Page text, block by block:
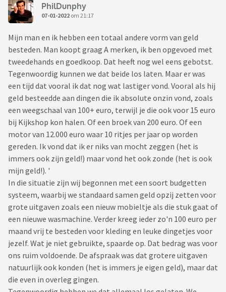
PhilDunphy
07-01-2022 om 21:17
Mijn man en ik hebben een totaal andere vorm van geld
besteden. Man koopt graag A merken, ik ben opgevoed met
tweedehands en goedkoop. Dat heeft nog wel eens gebotst.
Tegenwoordig kunnen we dat beide los laten. Maar er was
een tijd dat vooral ik dat nog wat lastiger vond. Vooral als hij
geld besteedde aan dingen die ik absolute onzin vond, zoals
een weegschaal van 100+ euro, terwijl je die ook voor 15 euro
bij Kijkshop kon halen. Of een broek van 200 euro. Of een
motor van 12.000 euro waar 10 ritjes per jaar op worden
gereden. Ik vond dat ik er niks van mocht zeggen (het is
immers ook zijn geld!) maar vond het ook zonde (het is ook
mijn geld!). '
In die situatie zijn wij begonnen met een soort budgetten
systeem, waarbij we standaard samen geld opzij zetten voor
grote uitgaven zoals een nieuw mobieltje als die stuk gaat of
een nieuwe wasmachine. Verder kreeg ieder zo'n 100 euro per
maand vrij te besteden voor kleding en leuke dingetjes voor
jezelf. Wat je niet gebruikte, spaarde op. Dat bedrag was voor
ons ruim voldoende. De afspraak was dat grotere uitgaven
natuurlijk ook konden (het is immers je eigen geld), maar dat
die even in overleg gingen.